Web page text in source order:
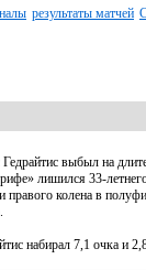
результаты матчей
Гедрайтис выбыл на
лишился 33-
правого колена в
набирал 7,1 очка и